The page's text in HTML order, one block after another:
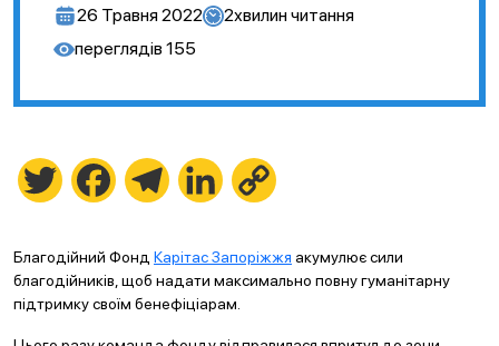
26 Травня 2022 2хвилин читання
переглядів 155
Twitter FacebookTelegramLinkedIn
Благодійний Фонд Карітас Запоріжжя акумулює сили
благодійників, щоб надати максимально повну гуманітарну
підтримку своїм бенефіціарам.